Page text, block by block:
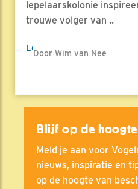
lepelaarskolonie
trouwe volger van ..
Lees meer
Door Wim van Nee
Blijf op de hoogte
Meld je aan voor
nieuws, inspiratie en
op de hoogte van